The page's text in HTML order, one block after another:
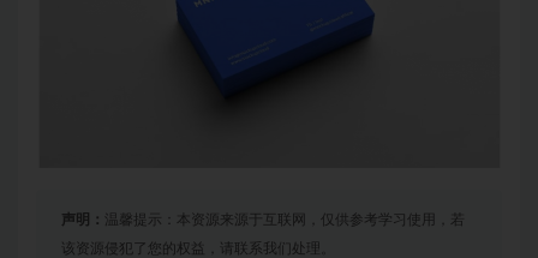
声明： 温馨提示：本资源来源于互联网，仅供参考学习使用，若
该资源侵犯了您的权益，请联系我们处理。